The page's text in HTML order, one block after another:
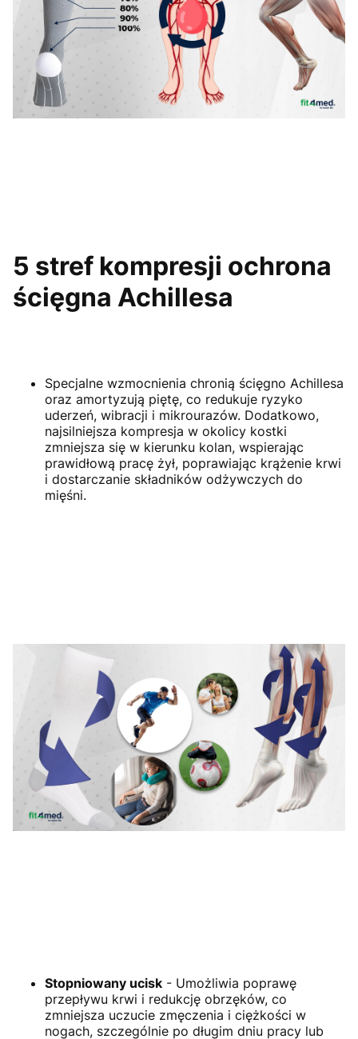
5 stref kompresji ochrona
ścięgna Achillesa
Specjalne wzmocnienia chronią ścięgno Achillesa
oraz amortyzują piętę, co redukuje ryzyko
uderzeń, wibracji i mikrourazów. Dodatkowo,
najsilniejsza kompresja w okolicy kostki
zmniejsza się w kierunku kolan, wspierając
prawidłową pracę żył, poprawiając krążenie krwi
i dostarczanie składników odżywczych do
mięśni.
Stopniowany ucisk - Umożliwia poprawę
przepływu krwi i redukcję obrzęków, co
zmniejsza uczucie zmęczenia i ciężkości w
nogach, szczególnie po długim dniu pracy lub